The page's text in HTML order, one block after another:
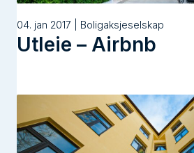
04. jan 2017 | Boligaksjeselskap
Utleie – Airbnb